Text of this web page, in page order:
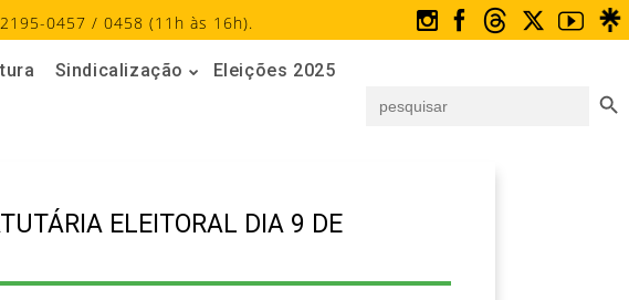
0457 / 0458 (11h às 16h).
Sindicalização
Eleições 2025
for:
ELEITORAL DIA 9 DE